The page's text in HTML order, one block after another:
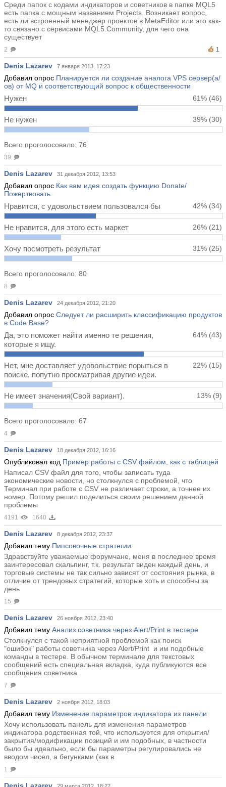
Среди папок с кодами индикаторов и советников в папке MQL5
есть папка с мощным названием Projects. Возникает вопрос,
есть ли встроенный менеджер проектов в MetaEditor или это как-
то связано с сервисами MQL5.Community, для чего она
существует
1
2
Denis Lazarev 7 января 2013, 17:23
Добавил опрос Планируется ли создание аналога VPS сервер(а/
ов) от MQ и соответствующий вопрос к общественности
Нужен 61% (46)
Не нужен 39% (30)
Всего проголосовало: 76
39
Denis Lazarev 31 декабря 2012, 13:53
Добавил опрос Как вам идея создать функцию Donate/
Пожертвовать
Нравится, с удовольствием пользовался бы 42% (34)
Не нравится, для этого есть маркет 26% (21)
Хочу посмотреть результат 31% (25)
Всего проголосовало: 80
8
Denis Lazarev 24 декабря 2012, 21:20
Добавил опрос Следует ли расширить классификацию продуктов
в Code Base?
Да, это поможет найти именно те решения,
которые я ищу.
64% (43)
Нет, мне доставляет удовольствие порыться в
поиске, попутно просматривая другие идеи.
22% (15)
Не имеет значения(Свой вариант). 13% (9)
Всего проголосовало: 67
4
Denis Lazarev 18 декабря 2012, 16:16
Опубликовал код Пример работы с CSV файлом, как с таблицей
Написал CSV файл для того, чтобы записать туда
экономические новости, но столкнулся с проблемой, что
Терминал при работе с CSV не различает строки, а точнее их
номер. Потому решил поделиться своим решением данной
проблемы
4191 1640
Denis Lazarev 8 декабря 2012, 23:37
Добавил тему Пипсовочные стратегии
Здравствуйте уважаемые форумчане, меня в последнее время
заинтересовал скальпинг, т.к. результат виден каждый день, и
торговые системы не так сильно зависят от состояния рынка, в
отличие от трендовых стратегий, которые хоть и способны за
день
15
Denis Lazarev 26 ноября 2012, 23:40
Добавил тему Анализ советника через Alert/Print в тестере
Столкнулся с такой неприятной проблемой как поиск
"ошибок" работы советника через Alert/Print и им подобные
команды в тестере. В обычном терминале для текстовых
сообщений есть специальная вкладка, куда публикуются все
сообщения советника
7
Denis Lazarev 2 ноября 2012, 18:03
Добавил тему Изменение параметров индикатора из панели
Хочу использовать панель для изменения параметров
индикатора родственная той, что используется для открытия/
закрытия/модификации позиций и им подобных, в частности
было бы идеально, если бы параметры регулировались не
вводом чисел, а бегунками (как в
1